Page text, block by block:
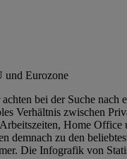
und Eurozone
bei der Suche nach
Verhältnis zwischen
Home Office
demnach zu den
Die Infografik von